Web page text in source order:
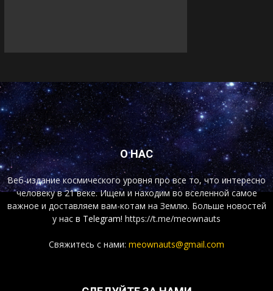
О НАС
Веб-издание космического уровня про все то, что интересно
человеку в 21 веке. Ищем и находим во вселенной самое
важное и доставляем вам-котам на Землю. Больше новостей
у нас в Telegram! https://t.me/meownauts
Свяжитесь с нами: meownauts@gmail.com